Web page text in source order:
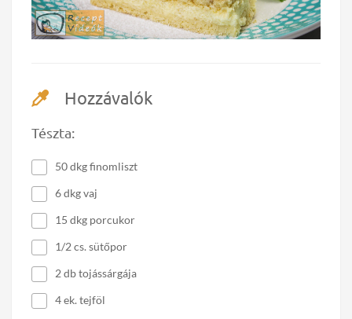
Hozzávalók
Tészta:
50 dkg finomliszt
6 dkg vaj
15 dkg porcukor
1/2 cs. sütőpor
2 db tojássárgája
4 ek. tejföl